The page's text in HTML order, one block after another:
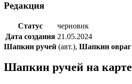
Редакция
Статус
черновик
Дата создания 21.05.2024
Шапкин ручей (авт.), Шапкин овраг
Шапкин ручей на карте